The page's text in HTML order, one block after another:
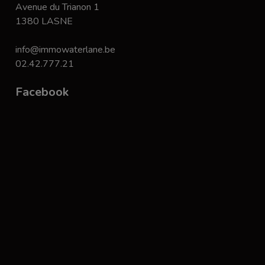
Avenue du Trianon 1
1380 LASNE
info@immowaterlane.be
02.42.777.21
Facebook